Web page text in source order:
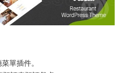
單插件。